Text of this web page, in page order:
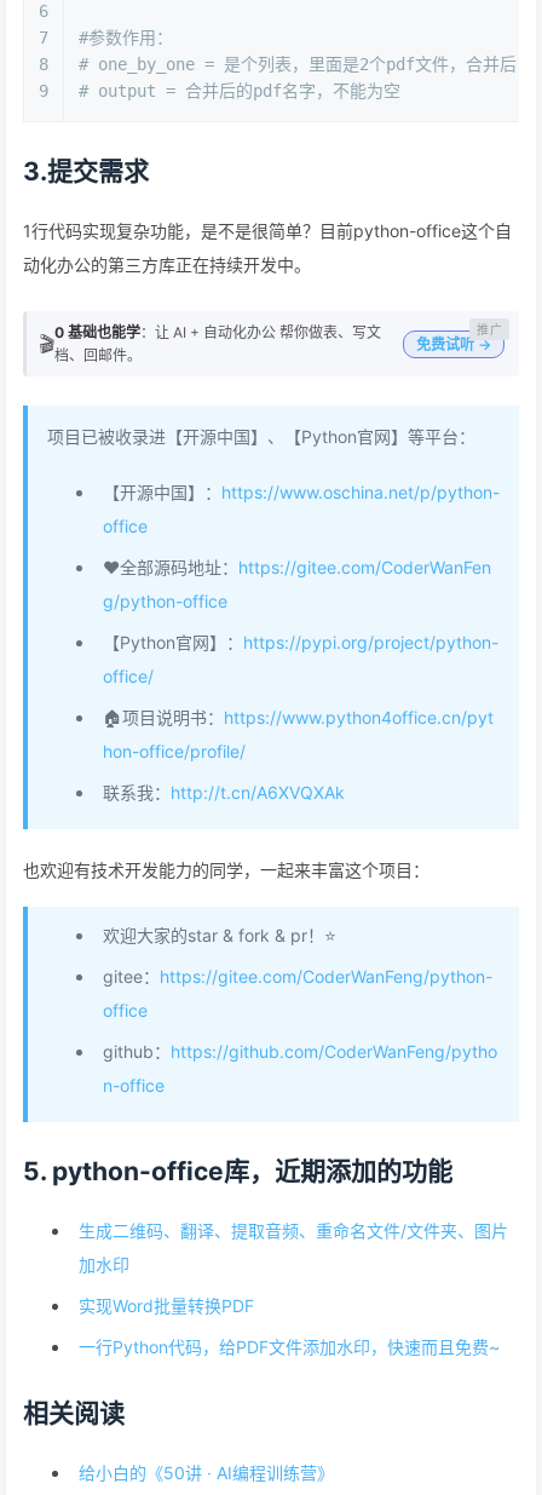
6
7
8
9
#参数作用：
# one_by_one = 是个列表，里面是2个pdf文件，合并后，
# output = 合并后的pdf名字，不能为空
3.提交需求
1行代码实现复杂功能，是不是很简单？目前python-office这个自
动化办公的第三方库正在持续开发中。
🎬0 基础也能学：让 AI + 自动化办公 帮你做表、写文
档、回邮件。
免费试听 →
项目已被收录进【开源中国】、【Python官网】等平台：
【开源中国】： https://www.oschina.net/p/python-
office
❤全部源码地址： https://gitee.com/CoderWanFen
g/python-office
【Python官网】： https://pypi.org/project/python-
office/
🏠项目说明书： https://www.python4office.cn/pyt
hon-office/profile/
联系我： http://t.cn/A6XVQXAk
也欢迎有技术开发能力的同学，一起来丰富这个项目：
欢迎大家的star & fork & pr！⭐
gitee： https://gitee.com/CoderWanFeng/python-
office
github： https://github.com/CoderWanFeng/pytho
n-office
5. python-office库，近期添加的功能
生成二维码、翻译、提取音频、重命名文件/文件夹、图片
加水印
实现Word批量转换PDF
一行Python代码，给PDF文件添加水印，快速而且免费~
相关阅读
给小白的《50讲 · AI编程训练营》